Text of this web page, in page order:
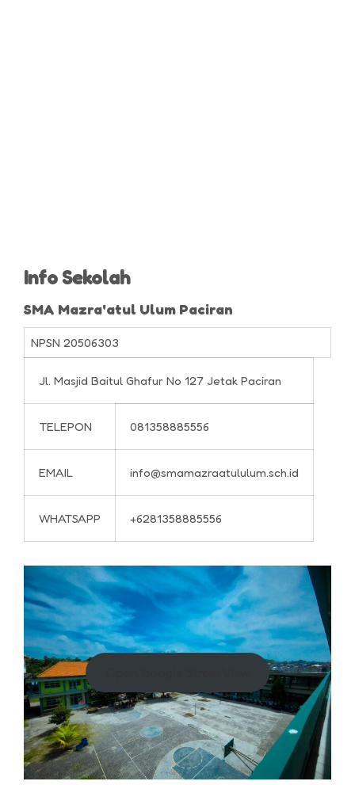
Info Sekolah
SMA Mazra'atul Ulum Paciran
NPSN 20506303
Jl. Masjid Baitul Ghafur No 127 Jetak Paciran
TELEPON 081358885556
EMAIL info@smamazraatululum.sch.id
WHATSAPP +6281358885556